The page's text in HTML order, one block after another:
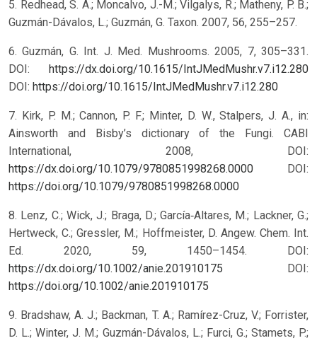
5. Redhead, S. A.; Moncalvo, J.-M.; Vilgalys, R.; Matheny, P. B.;
Guzmán-Dávalos, L.; Guzmán, G. Taxon. 2007, 56, 255–257.
6. Guzmán, G. Int. J. Med. Mushrooms. 2005, 7, 305–331.
DOI: https://dx.doi.org/10.1615/IntJMedMushr.v7.i12.280
DOI: https://doi.org/10.1615/IntJMedMushr.v7.i12.280
7. Kirk, P. M.; Cannon, P. F.; Minter, D. W., Stalpers, J. A., in:
Ainsworth and Bisby’s dictionary of the Fungi. CABI
International, 2008, DOI:
https://dx.doi.org/10.1079/9780851998268.0000
DOI:
https://doi.org/10.1079/9780851998268.0000
8. Lenz, C.; Wick, J.; Braga, D.; García‐Altares, M.; Lackner, G.;
Hertweck, C.; Gressler, M.; Hoffmeister, D. Angew. Chem. Int.
Ed. 2020, 59, 1450–1454. DOI:
https://dx.doi.org/10.1002/anie.201910175
DOI:
https://doi.org/10.1002/anie.201910175
9. Bradshaw, A. J.; Backman, T. A.; Ramírez-Cruz, V.; Forrister,
D. L.; Winter, J. M.; Guzmán-Dávalos, L.; Furci, G.; Stamets, P.;